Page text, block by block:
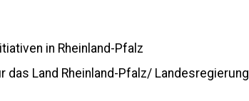
in Rheinland-Pfalz
Land Rheinland-Pfalz/ Landesregierung